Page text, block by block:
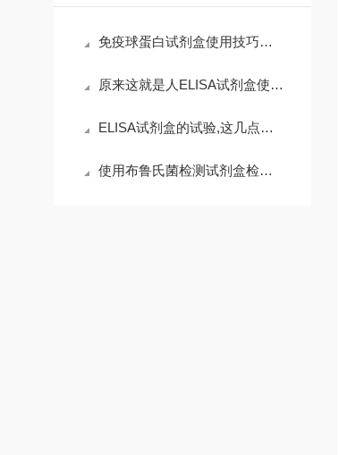
免疫球蛋白试剂盒使用技巧和要求
原来这就是人ELISA试剂盒使用时需要遵守的规范
ELISA试剂盒的试验,这几点非常重要,且不可漫不经心
使用布鲁氏菌检测试剂盒检测时，需要遵循以下步骤